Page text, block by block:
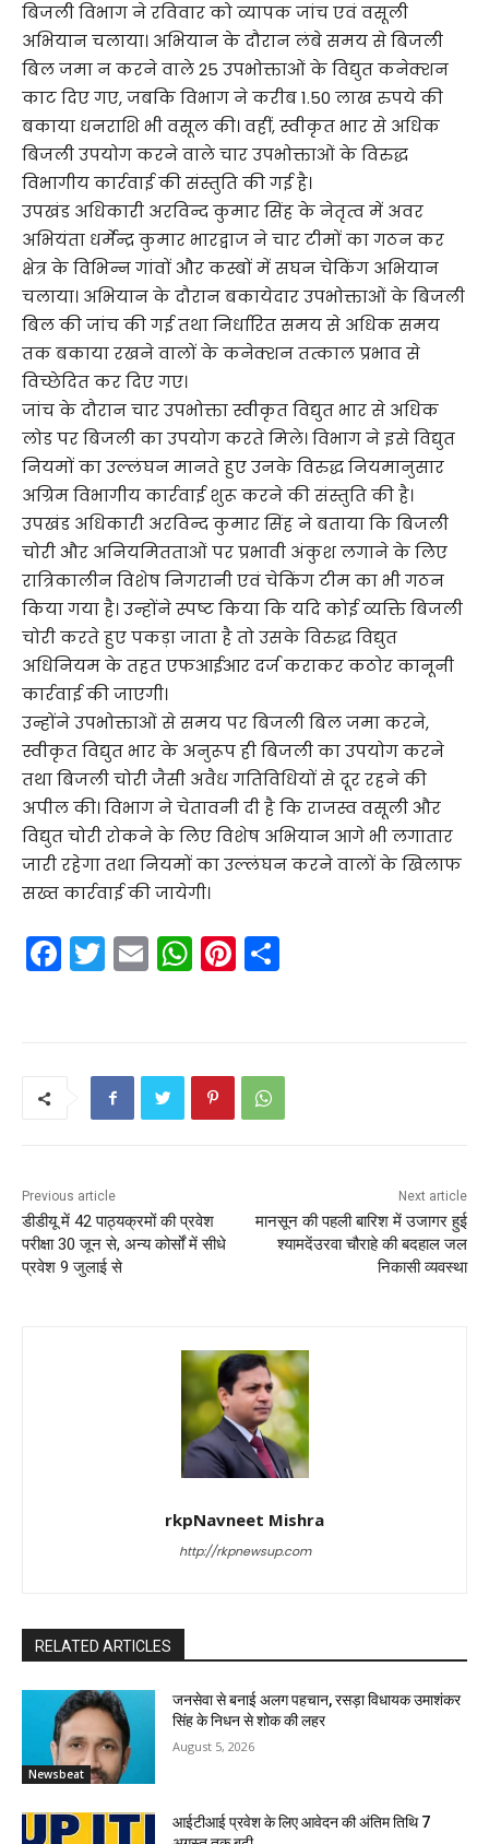
बिजली विभाग ने रविवार को व्यापक जांच एवं वसूली
अभियान चलाया। अभियान के दौरान लंबे समय से बिजली
बिल जमा न करने वाले 25 उपभोक्ताओं के विद्युत कनेक्शन
काट दिए गए, जबकि विभाग ने करीब 1.50 लाख रुपये की
बकाया धनराशि भी वसूल की। वहीं, स्वीकृत भार से अधिक
बिजली उपयोग करने वाले चार उपभोक्ताओं के विरुद्ध
विभागीय कार्रवाई की संस्तुति की गई है।
उपखंड अधिकारी अरविन्द कुमार सिंह के नेतृत्व में अवर
अभियंता धर्मेन्द्र कुमार भारद्वाज ने चार टीमों का गठन कर
क्षेत्र के विभिन्न गांवों और कस्बों में सघन चेकिंग अभियान
चलाया। अभियान के दौरान बकायेदार उपभोक्ताओं के बिजली
बिल की जांच की गई तथा निर्धारित समय से अधिक समय
तक बकाया रखने वालों के कनेक्शन तत्काल प्रभाव से
विच्छेदित कर दिए गए।
जांच के दौरान चार उपभोक्ता स्वीकृत विद्युत भार से अधिक
लोड पर बिजली का उपयोग करते मिले। विभाग ने इसे विद्युत
नियमों का उल्लंघन मानते हुए उनके विरुद्ध नियमानुसार
अग्रिम विभागीय कार्रवाई शुरू करने की संस्तुति की है।
उपखंड अधिकारी अरविन्द कुमार सिंह ने बताया कि बिजली
चोरी और अनियमितताओं पर प्रभावी अंकुश लगाने के लिए
रात्रिकालीन विशेष निगरानी एवं चेकिंग टीम का भी गठन
किया गया है। उन्होंने स्पष्ट किया कि यदि कोई व्यक्ति बिजली
चोरी करते हुए पकड़ा जाता है तो उसके विरुद्ध विद्युत
अधिनियम के तहत एफआईआर दर्ज कराकर कठोर कानूनी
कार्रवाई की जाएगी।
उन्होंने उपभोक्ताओं से समय पर बिजली बिल जमा करने,
स्वीकृत विद्युत भार के अनुरूप ही बिजली का उपयोग करने
तथा बिजली चोरी जैसी अवैध गतिविधियों से दूर रहने की
अपील की। विभाग ने चेतावनी दी है कि राजस्व वसूली और
विद्युत चोरी रोकने के लिए विशेष अभियान आगे भी लगातार
जारी रहेगा तथा नियमों का उल्लंघन करने वालों के खिलाफ
सख्त कार्रवाई की जायेगी।
F
a
k
T
w
E
m
W
h
A
p
Pi
nt
st
Previous article
डीडीयू में 42 पाठ्यक्रमों की प्रवेश
परीक्षा 30 जून से, अन्य कोर्सों में सीधे
प्रवेश 9 जुलाई से
Next article
मानसून की पहली बारिश में उजागर हुई
श्यामदेंउरवा चौराहे की बदहाल जल
निकासी व्यवस्था
rkpNavneet Mishra
http://rkpnewsup.com
RELATED ARTICLES
Newsbeat
जनसेवा से बनाई अलग पहचान, रसड़ा विधायक उमाशंकर
सिंह के निधन से शोक की लहर
August 5, 2026
आईटीआई प्रवेश के लिए आवेदन की अंतिम तिथि 7